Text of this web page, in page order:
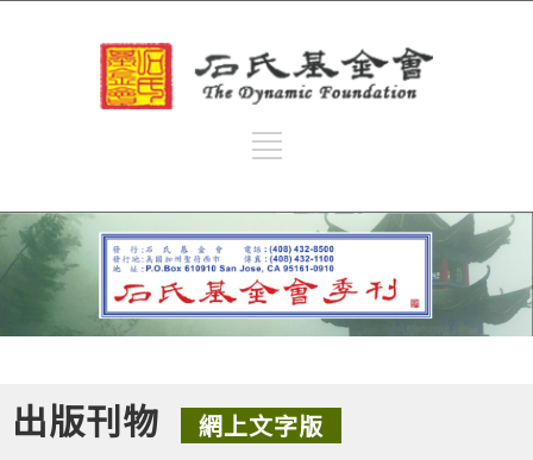
出版刊物 網上文字版